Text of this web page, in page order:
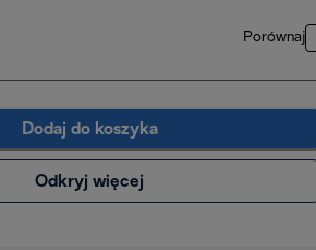
Porównaj
Dodaj do koszyka
Odkryj więcej